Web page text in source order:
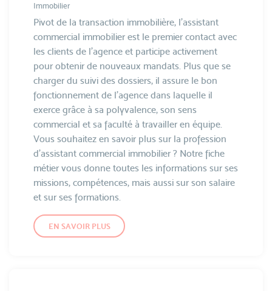
Immobilier
Pivot de la transaction immobilière, l’assistant
commercial immobilier est le premier contact avec
les clients de l’agence et participe activement
pour obtenir de nouveaux mandats. Plus que se
charger du suivi des dossiers, il assure le bon
fonctionnement de l’agence dans laquelle il
exerce grâce à sa polyvalence, son sens
commercial et sa faculté à travailler en équipe.
Vous souhaitez en savoir plus sur la profession
d’assistant commercial immobilier ? Notre fiche
métier vous donne toutes les informations sur ses
missions, compétences, mais aussi sur son salaire
et sur ses formations.
EN SAVOIR PLUS